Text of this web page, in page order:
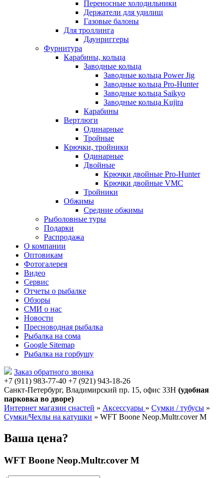
Переносные холодильники
Держатели для удилищ
Газовые балоны
Для троллинга
Даунриггеры
Фурнитура
Карабины, кольца
Заводные кольца
Заводные кольца Power Jig
Заводные кольца Pro-Hunter
Заводные кольца Saikyo
Заводные кольца Kujira
Карабины
Вертлюги
Одинарные
Тройные
Крючки, тройники
Одинарные
Двойные
Крючки двойные Pro-Hunter
Крючки двойные VMC
Тройники
Обжимы
Средние обжимы
Рыболовные туры
Подарки
Распродажа
О компании
Оптовикам
Фотогалерея
Видео
Сервис
Отчеты о рыбалке
Обзоры
СМИ о нас
Новости
Пресноводная рыбалка
Рыбалка на сома
Google Sitemap
Рыбалка на горбушу
Заказ обратного звонка
+7 (911) 983-77-40 ‭+7 (921) 943-18-26
Санкт-Петербург, Владимирский пр. 15, офис 33Н (удобная
парковка во дворе)
Интернет магазин снастей » Аксессуары » Сумки / тубусы »
Сумки/Чехлы на катушки » WFT Boone Neop.Multr.cover M
Ваша цена?
WFT Boone Neop.Multr.cover M